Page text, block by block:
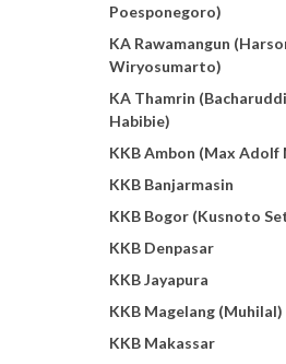
Poesponegoro)
KA Rawamangun
Wiryosumarto)
KA Thamrin
Habibie)
KKB Ambon (Max
KKB Banjarmasin
KKB Bogor (Kusnoto
KKB Denpasar
KKB Jayapura
KKB Magelang (Muhilal)
KKB Makassar